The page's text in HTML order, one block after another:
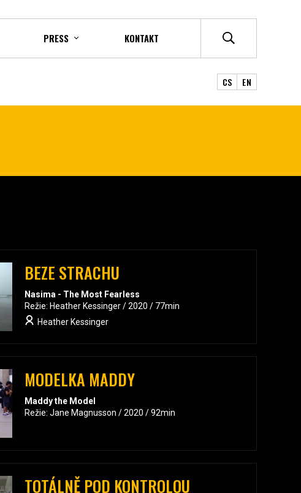
PRESS KONTAKT
CS EN
BEZE STRACHU
Nasima - The Most Fearless
Režie: Heather Kessinger / 2020 / 77min
Heather Kessinger
MODELKA MADDY
Maddy the Model
Režie: Jane Magnusson / 2020 / 92min
TOTÁLNĚ POD KONTROLOU